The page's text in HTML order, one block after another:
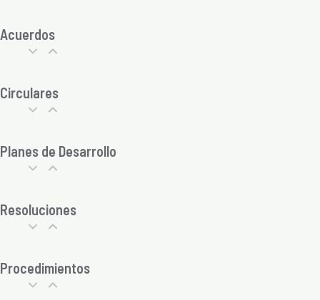
Acuerdos
Circulares
Planes de Desarrollo
Resoluciones
Procedimientos